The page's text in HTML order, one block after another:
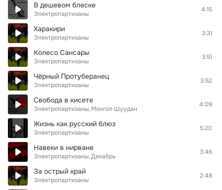
В дешевом блеске
Электропартизаны
4:15
Харакири
Электропартизаны
3:31
Колесо Сансары
Электропартизаны
3:51
Чёрный Протуберанец
Электропартизаны
3:52
Свобода в кисете
Электропартизаны Монгол Шуудан
4:09
Жизнь как русский блюз
Электропартизаны
5:20
Навеки в нирване
Электропартизаны Декабрь
3:46
За острый край
Электропартизаны
2:48